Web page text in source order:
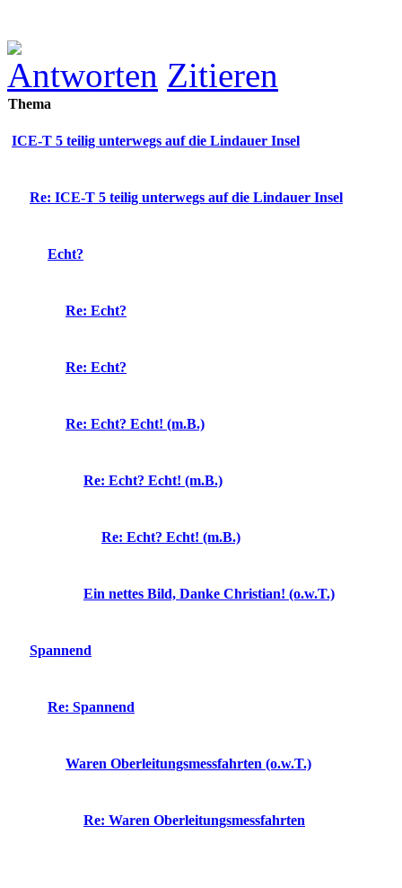
Antworten Zitieren
Thema
ICE-T 5 teilig unterwegs auf die Lindauer Insel
Re: ICE-T 5 teilig unterwegs auf die Lindauer Insel
Echt?
Re: Echt?
Re: Echt?
Re: Echt? Echt! (m.B.)
Re: Echt? Echt! (m.B.)
Re: Echt? Echt! (m.B.)
Ein nettes Bild, Danke Christian! (o.w.T.)
Spannend
Re: Spannend
Waren Oberleitungsmessfahrten (o.w.T.)
Re: Waren Oberleitungsmessfahrten